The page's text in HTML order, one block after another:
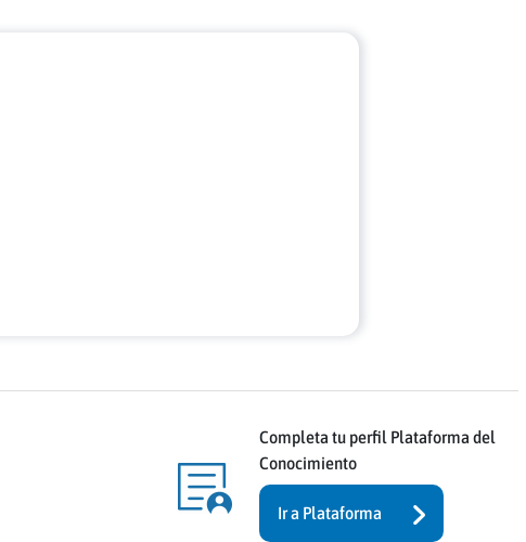
Completa tu perfil Plataforma del
Conocimiento
Ir a Plataforma